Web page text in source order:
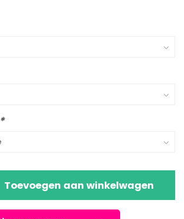
*
Toevoegen aan winkelwagen